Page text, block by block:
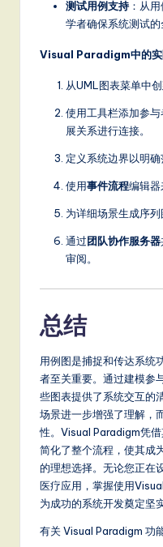
测试用例支持 ：从
学者确保系统测试的
Visual Paradigm中的实
从UML图表菜单中
使用工具栏添加参
展关系进行连接。
定义系统边界以明确
使用事件流程编辑器
为详细场景生成序列
通过团队协作服务器
审阅。
总结
用例图是捕捉和传达系统
者至关重要。通过建模参
些图表提供了系统交互的
场景进一步增强了理解，
性。Visual Paradigm凭借
简化了整个流程，使其成
的理想选择。无论您正在
医疗应用，掌握使用
为成功的系统开发奠定坚
有关 Visual Paradigm 功